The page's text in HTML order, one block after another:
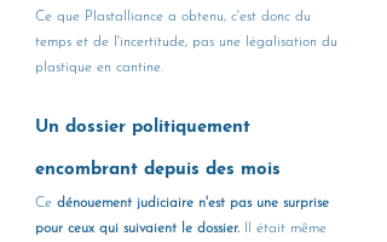
Ce que Plastalliance a obtenu, c'est donc du
temps et de l'incertitude, pas une légalisation du
plastique en cantine.
Un dossier politiquement
encombrant depuis des mois
Ce dénouement judiciaire n'est pas une surprise
pour ceux qui suivaient le dossier. Il était même